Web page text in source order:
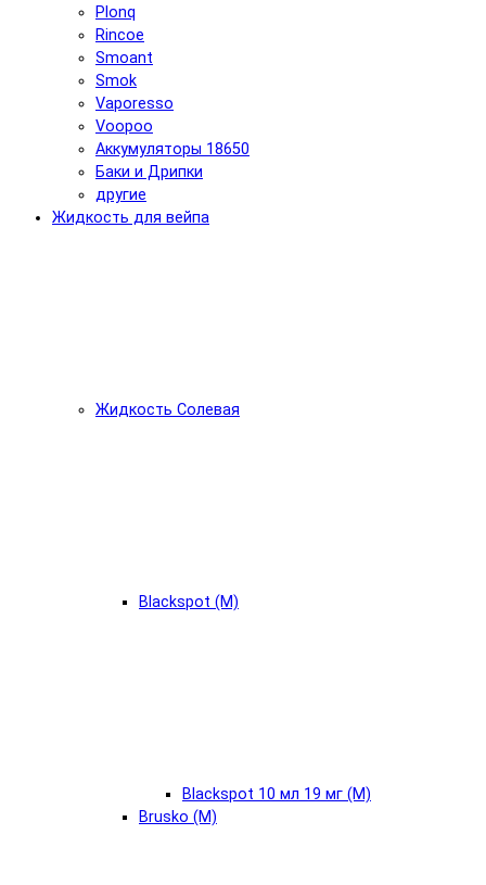
Plonq
Rincoe
Smoant
Smok
Vaporesso
Voopoo
Аккумуляторы 18650
Баки и Дрипки
другие
Жидкость для вейпа
Жидкость Солевая
Blackspot (М)
Blackspot 10 мл 19 мг (М)
Brusko (М)